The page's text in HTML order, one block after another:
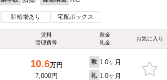
駐輪場あり 宅配ボックス
賃料
管理費等
敷金
礼金
お気に入り
10.6万円
7,000円
敷 1.0ヶ月
礼 1.0ヶ月